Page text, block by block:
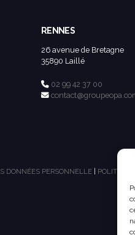
RENNES
26 avenue de Bretagne
35890 Laillé
02 99 42 37 00
DONNÉES PERSONNELLE POLITIQUE